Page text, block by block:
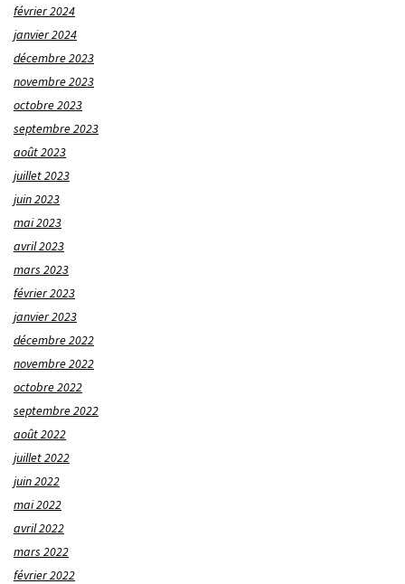
février 2024
janvier 2024
décembre 2023
novembre 2023
octobre 2023
septembre 2023
août 2023
juillet 2023
juin 2023
mai 2023
avril 2023
mars 2023
février 2023
janvier 2023
décembre 2022
novembre 2022
octobre 2022
septembre 2022
août 2022
juillet 2022
juin 2022
mai 2022
avril 2022
mars 2022
février 2022